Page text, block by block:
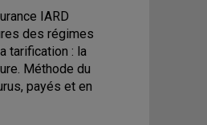
IARD
des régimes
tarification : la
Méthode du
payés et en